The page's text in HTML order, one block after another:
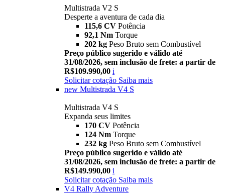
Multistrada V2 S
Desperte a aventura de cada dia
115,6 CV Potência
92,1 Nm Torque
202 kg Peso Bruto sem Combustível
Preço público sugerido e válido até
31/08/2026, sem inclusão de frete: a partir de
R$109.990,00 i
Solicitar cotação Saiba mais
new Multistrada V4 S
Multistrada V4 S
Expanda seus limites
170 CV Potência
124 Nm Torque
232 kg Peso Bruto sem Combustível
Preço público sugerido e válido até
31/08/2026, sem inclusão de frete: a partir de
R$149.990,00 i
Solicitar cotação Saiba mais
V4 Rally Adventure